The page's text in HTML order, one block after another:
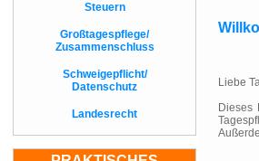
Steuern
Großtagespflege/
Zusammenschluss
Schweigepflicht/
Datenschutz
Landesrecht
Liebe
Dieses